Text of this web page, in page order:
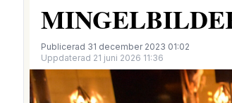
Publicerad 31 december 2023 01:02
Uppdaterad 21 juni 2026 11:36